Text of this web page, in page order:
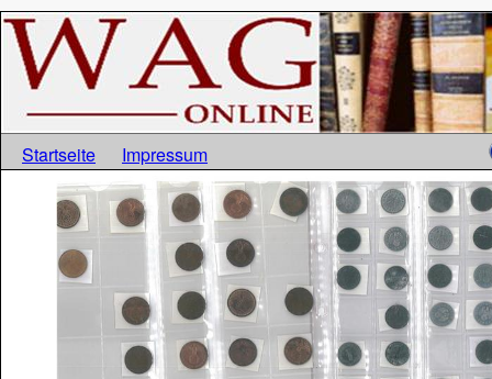
Startseite Impressum